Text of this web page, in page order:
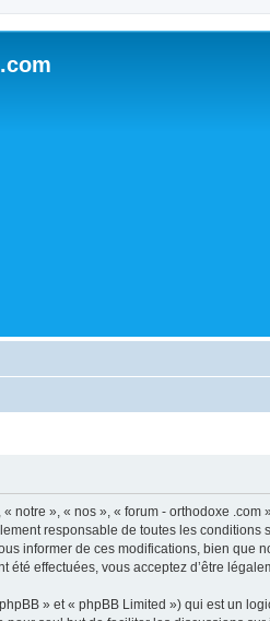
», « nos », « forum - orthodoxe
responsable de toutes les
informer de ces modifications, bien
effectuées, vous acceptez d’être
» et « phpBB Limited ») qui est un